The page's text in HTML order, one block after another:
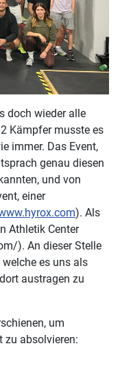
doch wieder alle
Kämpfer musste es
immer. Das Event,
genau diesen
und von
einer
). Als
Athletik Center
). An dieser Stelle
es uns als
austragen zu
um
zu absolvieren: